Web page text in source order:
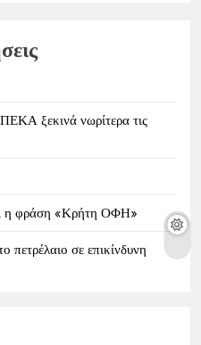
ξεκινά νωρίτερα τις
η φράση «Κρήτη ΟΦΗ»
πετρέλαιο σε επικίνδυνη